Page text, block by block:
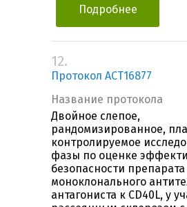
Подробнее
12.
Протокол ACT16877
Название протокола
Двойное слепое,
рандомизированное,
контролируемое
фазы по оценке
безопасности препарата
моноклонального
антагониста к CD40L, у